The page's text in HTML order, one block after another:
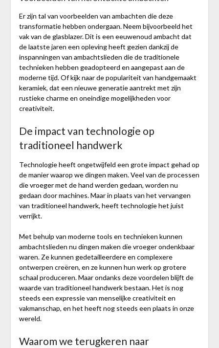
Er zijn tal van voorbeelden van ambachten die deze
transformatie hebben ondergaan. Neem bijvoorbeeld het
vak van de glasblazer. Dit is een eeuwenoud ambacht dat
de laatste jaren een opleving heeft gezien dankzij de
inspanningen van ambachtslieden die de traditionele
technieken hebben geadopteerd en aangepast aan de
moderne tijd. Of kijk naar de populariteit van handgemaakt
keramiek, dat een nieuwe generatie aantrekt met zijn
rustieke charme en oneindige mogelijkheden voor
creativiteit.
De impact van technologie op
traditioneel handwerk
Technologie heeft ongetwijfeld een grote impact gehad op
de manier waarop we dingen maken. Veel van de processen
die vroeger met de hand werden gedaan, worden nu
gedaan door machines. Maar in plaats van het vervangen
van traditioneel handwerk, heeft technologie het juist
verrijkt.
Met behulp van moderne tools en technieken kunnen
ambachtslieden nu dingen maken die vroeger ondenkbaar
waren. Ze kunnen gedetailleerdere en complexere
ontwerpen creëren, en ze kunnen hun werk op grotere
schaal produceren. Maar ondanks deze voordelen blijft de
waarde van traditioneel handwerk bestaan. Het is nog
steeds een expressie van menselijke creativiteit en
vakmanschap, en het heeft nog steeds een plaats in onze
wereld.
Waarom we terugkeren naar